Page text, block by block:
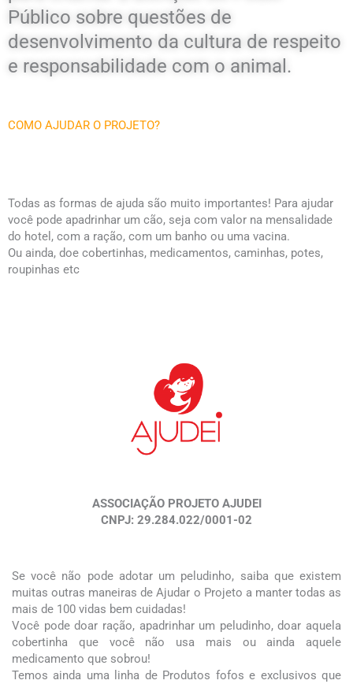
Público sobre questões de
desenvolvimento da cultura de respeito
e responsabilidade com o animal.
COMO AJUDAR O PROJETO?
Todas as formas de ajuda são muito importantes! Para ajudar
você pode apadrinhar um cão, seja com valor na mensalidade
do hotel, com a ração, com um banho ou uma vacina.
Ou ainda, doe cobertinhas, medicamentos, caminhas, potes,
roupinhas etc
ASSOCIAÇÃO PROJETO AJUDEI
CNPJ: 29.284.022/0001-02
Se você não pode adotar um peludinho, saiba que existem
muitas outras maneiras de Ajudar o Projeto a manter todas as
mais de 100 vidas bem cuidadas!
Você pode doar ração, apadrinhar um peludinho, doar aquela
cobertinha que você não usa mais ou ainda aquele
medicamento que sobrou!
Temos ainda uma linha de Produtos fofos e exclusivos que